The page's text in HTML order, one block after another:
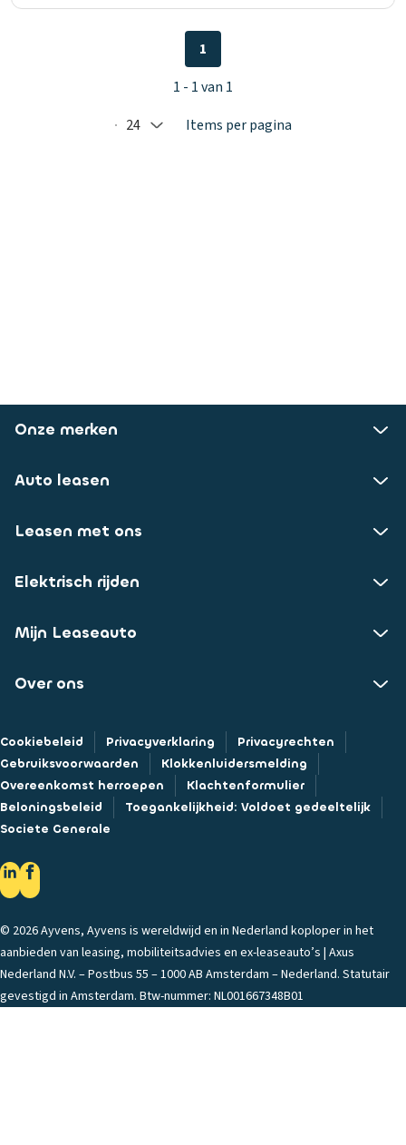
Selected: 24
24 Items per pagina
1
1 - 1 van 1
Onze merken
Auto leasen
Leasen met ons
Elektrisch rijden
Mijn Leaseauto
Over ons
Cookiebeleid Privacyverklaring
Privacyrechten
Gebruiksvoorwaarden
Klokkenluidersmelding
Overeenkomst herroepen
Klachtenformulier
Beloningsbeleid
Toegankelijkheid: Voldoet gedeeltelijk
Societe Generale
© 2026 Ayvens, Ayvens is wereldwijd en in Nederland koploper in het
aanbieden van leasing, mobiliteitsadvies en ex-leaseauto’s | Axus
Nederland N.V. – Postbus 55 – 1000 AB Amsterdam – Nederland. Statutair
gevestigd in Amsterdam. Btw-nummer: NL001667348B01